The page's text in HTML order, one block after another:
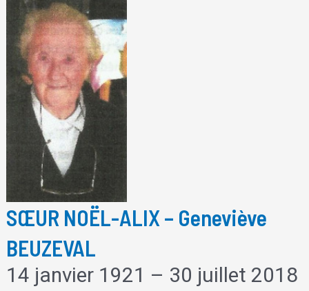
SŒUR NOËL-ALIX – Geneviève
BEUZEVAL
14 janvier 1921 – 30 juillet 2018